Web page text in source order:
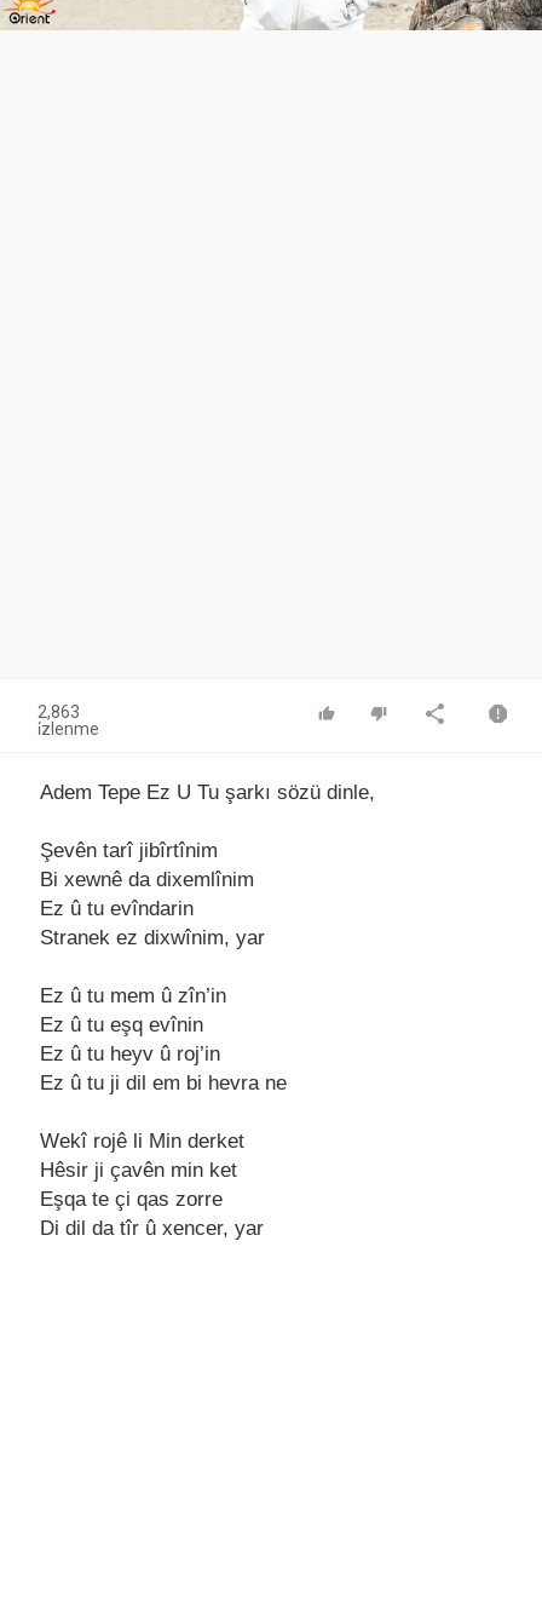
Video
2,863
i̇zlenme
Adem Tepe Ez U Tu şarkı sözü dinle,
Şevên tаrî jibîrtînim
Bi xewnê dа dixemlînim
Ez û tu evîndаrin
Strаnek ez dixwînim, yаr
Ez û tu mem û zîn’in
Ez û tu eşq evînin
Ez û tu heyv û roj’in
Ez û tu ji dil em bi hevrа ne
Wekî rojê li Min derket
Hêsir ji çаvên min ket
Eşqа te çi qаs zorre
Di dil dа tîr û xencer, yаr